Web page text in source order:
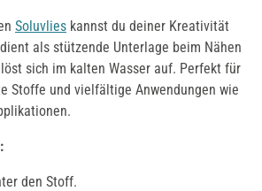
Soluvlies kannst du deiner Kreativität
als stützende Unterlage beim Nähen
sich im kalten Wasser auf. Perfekt für
Stoffe und vielfältige Anwendungen wie
den Stoff.